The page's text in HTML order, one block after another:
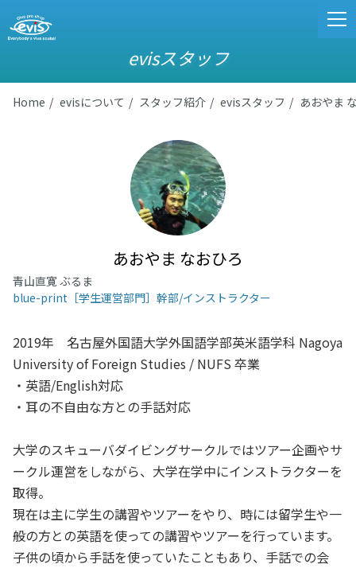
evisスタッフ
Home evisについて スタッフ紹介 evisスタッフ あおやま
あおやま なおひろ
青山直寛 ぶるま
blue-print［学生運営部門］幹部/インストラクター
2019年 名古屋外国語大学外国語学部英米語学科 Nagoya
University of Foreign Studies / NUFS 卒業
・英語/English対応
・耳の不自由な方との手話対応
大学のスキューバダイビングサークルではツアー企画やサ
ークル運営をしながら、大学在学中にインストラクターを
取得。
現在は主に学生の講習やツアーをやり、時には留学生や一
般の方との英語を使っての講習やツアーを行っています。
子供の頃から手話を使っていたこともあり、手話での会